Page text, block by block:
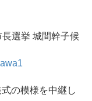
長選挙 城間幹子候
の模様を中継し